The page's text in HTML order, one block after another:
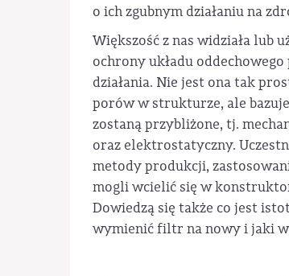
o ich zgubnym działaniu na
Większość z nas widziała lub
ochrony układu oddechowego
działania. Nie jest ona tak
porów w strukturze, ale
zostaną przybliżone, tj.
oraz elektrostatyczny.
metody produkcji,
mogli wcielić się w
Dowiedzą się także co jest
wymienić filtr na nowy i jaki